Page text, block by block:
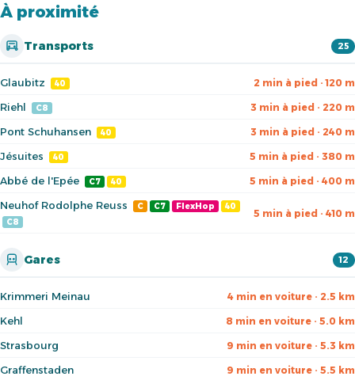
À proximité
Transports 25
Glaubitz 40 2 min à pied · 120 m
Riehl C8 3 min à pied · 220 m
Pont Schuhansen 40 3 min à pied · 240 m
Jésuites 40 5 min à pied · 380 m
Abbé de l'Epée C7 40 5 min à pied · 400 m
Neuhof Rodolphe Reuss C C7 FlexHop
40
C8
5 min à pied · 410 m
Gares 12
Krimmeri Meinau 4 min en voiture · 2.5 km
Kehl 8 min en voiture · 5.0 km
Strasbourg 9 min en voiture · 5.3 km
Graffenstaden 9 min en voiture · 5.5 km